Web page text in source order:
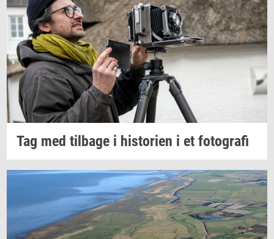
Tag med til­ba­ge i hi­sto­ri­en i et fo­to­gra­fi